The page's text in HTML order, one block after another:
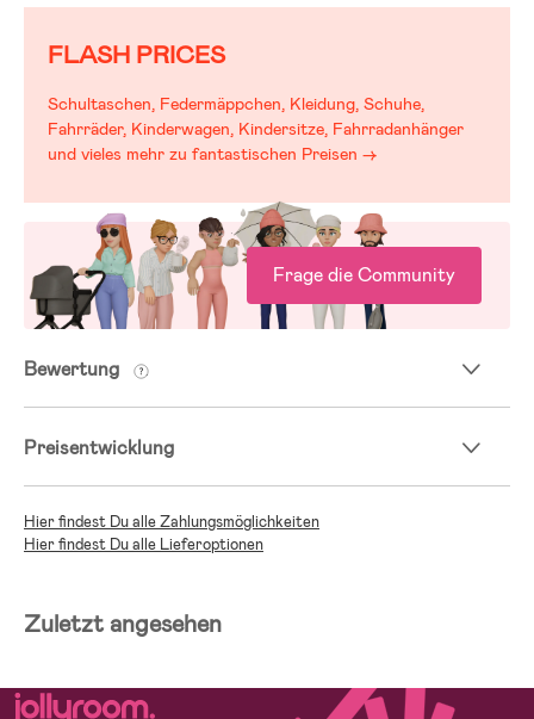
FLASH PRICES
Schultaschen, Federmäppchen, Kleidung, Schuhe,
Fahrräder, Kinderwagen, Kindersitze, Fahrradanhänger
und vieles mehr zu fantastischen Preisen →
Frage die Community
Bewertung
Preisentwicklung
Hier findest Du alle Zahlungsmöglichkeiten
Hier findest Du alle Lieferoptionen
Zuletzt angesehen